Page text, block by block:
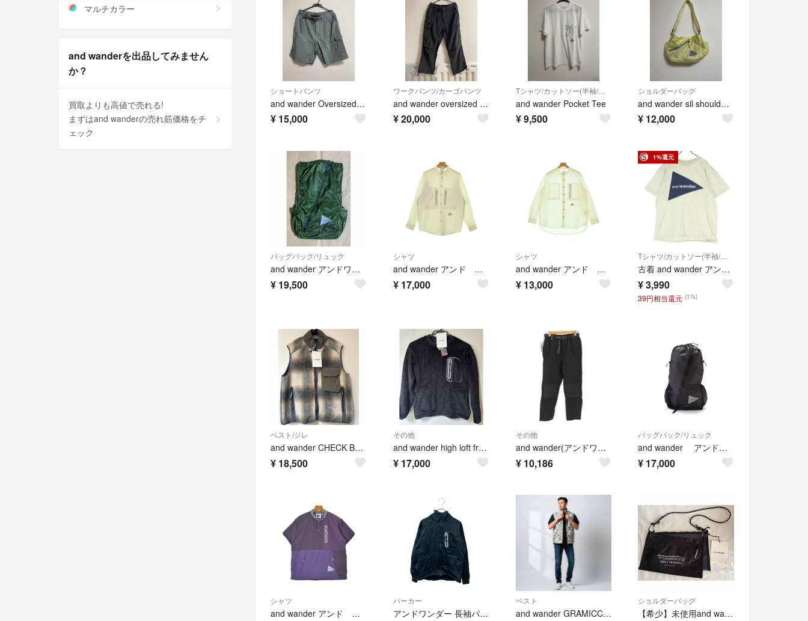
ショートパンツ
and wander Oversized Cargo Short Pants
¥ 15,000
ワークパンツ/カーゴパンツ
and wander oversized cargo pants
¥20,000
Tシャツ/カットソー(半袖/袖なし)
and wander Pocket Tee
¥9,500
ショルダーバッグ
and wander sil shoulder bag
¥ 12,000
バッグパック/リュック
and wander アンドワンダー sil daypack カーキ 18L
¥ 19,500
シャツ
and wander アンド ワンダー カジュアルシャツ L 白 【古着】【中古】【送料無料】
¥ 17,000
シャツ
and wander アンド ワンダー カジュアルシャツ XL 白 【古着】【中古】【送料無料】
¥ 13,000
1%還元
Tシャツ/カットソー(半袖/袖なし)
古着 and wander アンドワンダー ロゴプリント 半袖 Tシャツ 4 グレー メンズ
¥3,990
39円相当還元 (1%)
ベスト/ジレ
and wander CHECK BOA VEST
¥ 18,500
その他
and wander high loft freece pullover
¥ 17,000
その他
and wander(アンドワンダー) メンズ パンツ その他パンツ
¥ 10,186
バッグパック/リュック
and wander アンドワンダーsil daypack バックパック
¥ 17,000
シャツ
and wander アンド ワンダー カジュアルシャツ M 紫 【古着】【中古】【送料無料】
パーカー
アンドワンダー 長袖パーカー Light Fleece Jacket 574-0241037 レディース SIZE 00 (XS) and wander
ベスト
and wander GRAMICCI brushed nylon vest
ショルダーバッグ
【希少】未使用and wander サコッシュ ショルダーバッグ 日本製
マルチカラー
and wanderを出品してみません
か？
買取よりも高値で売れる!
まずはand wanderの売れ筋価格をチ
ェック